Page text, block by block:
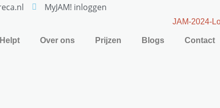
MyJAM! inloggen
Over ons Prijzen Blogs Contact